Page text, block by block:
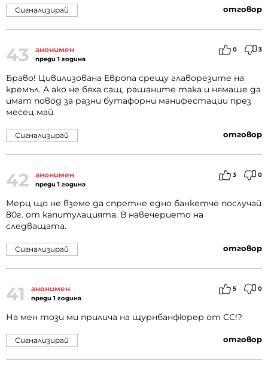
отговор
Сигнализирай
43 анонимен
преди 1 година
0 3
Браво! Цивилизована Европа срещу главорезите на
кремъл. А ако не бяха сащ, рашаните така и нямаше да
имат повод за разни бутафорни манифестации през
месец май.
отговор
Сигнализирай
42 анонимен
преди 1 година
3 0
Мерц що не вземе да спретне едно банкетче послучай
80г. от капитулацията. В навечерието на
следващата.
отговор
Сигнализирай
41 анонимен
преди 1 година
5 0
На мен този ми прилича на щурнбанфюрер от СС!?
отговор
Сигнализирай